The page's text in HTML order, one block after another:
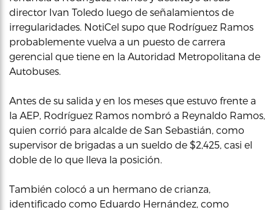
director Ivan Toledo luego de señalamientos de
irregularidades. NotiCel supo que Rodríguez Ramos
probablemente vuelva a un puesto de carrera
gerencial que tiene en la Autoridad Metropolitana de
Autobuses.
Antes de su salida y en los meses que estuvo frente a
la AEP, Rodríguez Ramos nombró a Reynaldo Ramos,
quien corrió para alcalde de San Sebastián, como
supervisor de brigadas a un sueldo de $2,425, casi el
doble de lo que lleva la posición.
También colocó a un hermano de crianza,
identificado como Eduardo Hernández, como